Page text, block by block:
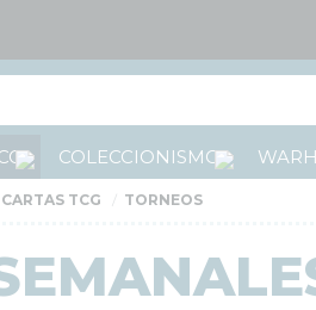
COLECCIONISMO
CARTAS TCG TORNEOS